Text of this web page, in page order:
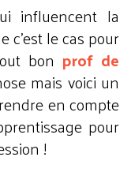
influencent la
c'est le cas pour
bon prof de
mais voici un
en compte
pour
!